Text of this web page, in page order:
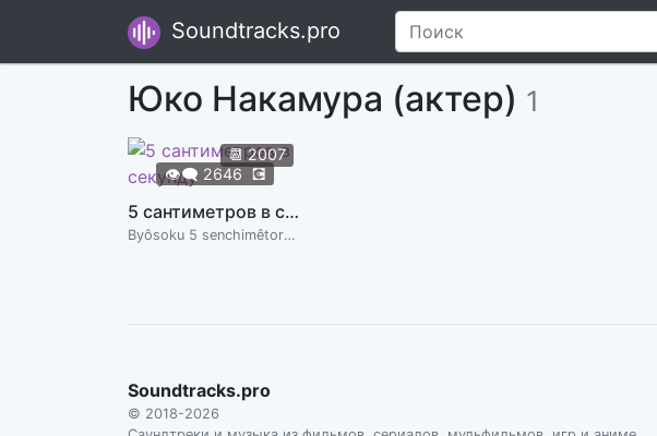
Soundtracks.pro
Юко Накамура (актер) 1
📆2007
👁️‍🗨️ 2646 💽
5 сантиметров в секунду
Byôsoku 5 senchimêtoru | 5 Centimeters per Second
Soundtracks.pro
© 2018-2026